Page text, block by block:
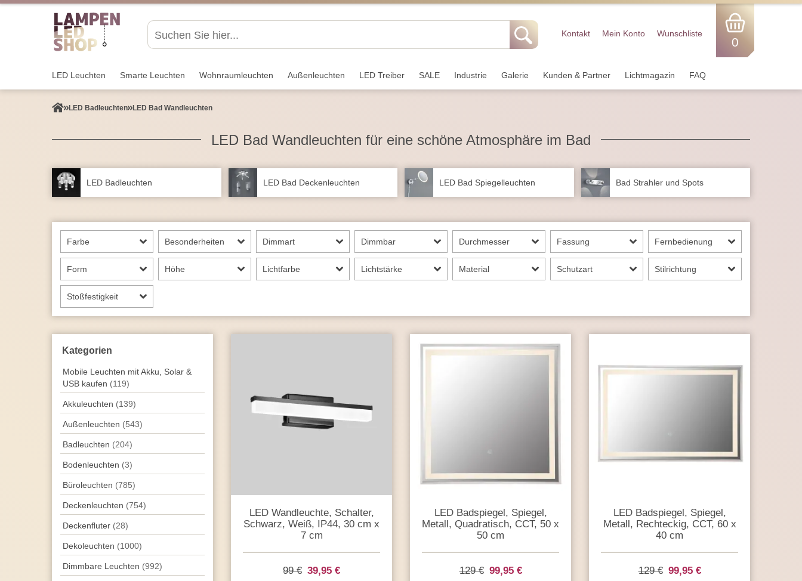
Kontakt Mein Konto Wunschliste
0
LED Leuchten Smarte Leuchten Wohnraum­leuchten Außen­leuchten LED Treiber SALE Industrie Galerie Kunden & Partner Lichtmagazin FAQ
LED Badleuchten LED Bad Wandleuchten
LED Bad Wandleuchten für eine schöne Atmosphäre im Bad
LED Badleuchten LED Bad Deckenleuchten LED Bad Spiegelleuchten Bad Strahler und Spots
Farbe Besonderheiten Dimmart Dimmbar Durchmesser Fassung Fernbedienung
Form Höhe Lichtfarbe Lichtstärke Material Schutzart Stilrichtung
Stoßfestigkeit
Kategorien
Mobile Leuchten mit Akku, Solar &
USB kaufen (119)
Akkuleuchten (139)
Außen­leuchten (543)
Badleuchten (204)
Bodenleuchten (3)
Büroleuchten (785)
Decken­leuchten (754)
Deckenfluter (28)
Dekoleuchten (1000)
Dimmbare Leuchten (992)
LED Wandleuchte, Schalter,
Schwarz, Weiß, IP44, 30 cm x
7 cm
99 € 39,95 €
LED Badspiegel, Spiegel,
Metall, Quadratisch, CCT, 50 x
50 cm
129 € 99,95 €
LED Badspiegel, Spiegel,
Metall, Rechteckig, CCT, 60 x
40 cm
129 € 99,95 €